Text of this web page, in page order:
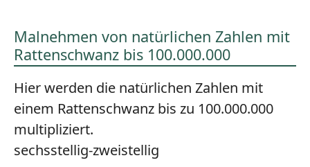
Malnehmen von natürlichen Zahlen mit
Rattenschwanz bis 100.000.000
Hier werden die natürlichen Zahlen mit
einem Rattenschwanz bis zu 100.000.000
multipliziert.
sechsstellig-zweistellig